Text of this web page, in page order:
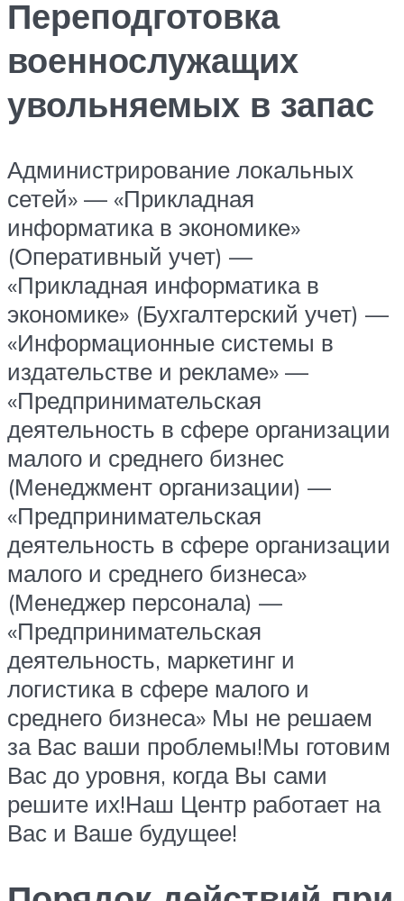
Переподготовка
военнослужащих
увольняемых в запас
Администрирование локальных
сетей» — «Прикладная
информатика в экономике»
(Оперативный учет) —
«Прикладная информатика в
экономике» (Бухгалтерский учет) —
«Информационные системы в
издательстве и рекламе» —
«Предпринимательская
деятельность в сфере организации
малого и среднего бизнес
(Менеджмент организации) —
«Предпринимательская
деятельность в сфере организации
малого и среднего бизнеса»
(Менеджер персонала) —
«Предпринимательская
деятельность, маркетинг и
логистика в сфере малого и
среднего бизнеса» Мы не решаем
за Вас ваши проблемы!Мы готовим
Вас до уровня, когда Вы сами
решите их!Наш Центр работает на
Вас и Ваше будущее!